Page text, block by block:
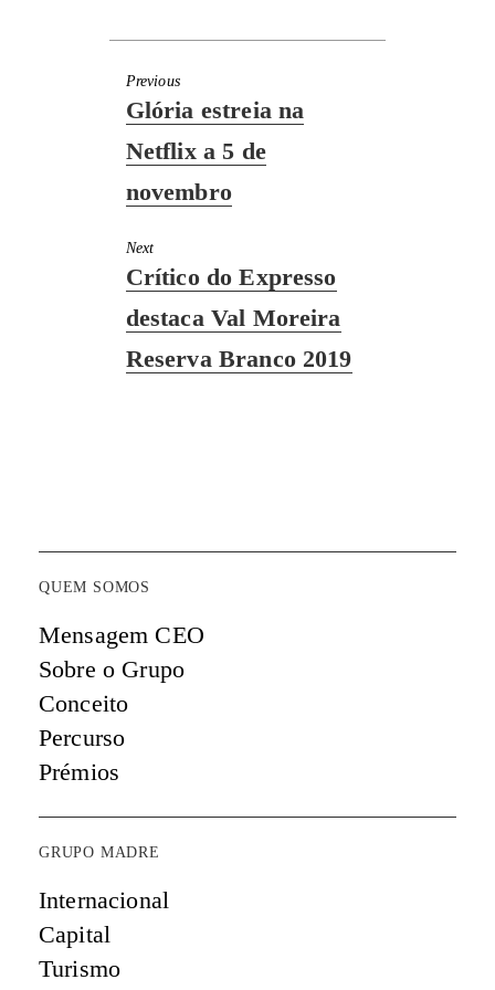
Previous
Previous
Glória estreia na
Netflix a 5 de
novembro
Next
Next
Crítico do Expresso
destaca Val Moreira
Reserva Branco 2019
QUEM SOMOS
Mensagem CEO
Sobre o Grupo
Conceito
Percurso
Prémios
GRUPO MADRE
Internacional
Capital
Turismo